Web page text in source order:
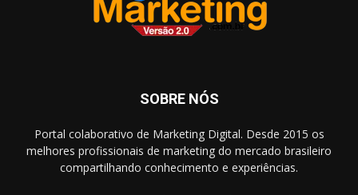
SOBRE NÓS
Portal colaborativo de Marketing Digital. Desde 2015 os
melhores profissionais de marketing do mercado brasileiro
compartilhando conhecimento e experiências.